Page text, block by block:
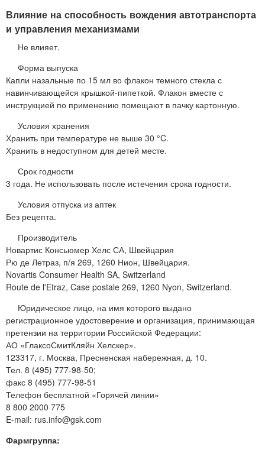
Влияние на способность вождения автотранспорта
и управления механизмами
Не влияет.
Форма выпуска
Капли назальные по 15 мл во флакон темного стекла с
навинчивающейся крышкой-пипеткой. Флакон вместе с
инструкцией по применению помещают в пачку картонную.
Условия хранения
Хранить при температуре не выше 30 °C.
Хранить в недоступном для детей месте.
Срок годности
3 года. Не использовать после истечения срока годности.
Условия отпуска из аптек
Без рецепта.
Производитель
Новартис Консьюмер Хелс СА, Швейцария
Рю де Летраз, п/я 269, 1260 Нион, Швейцария.
Novartis Consumer Health SA, Switzerland
Route de l'Etraz, Case postale 269, 1260 Nyon, Switzerland.
Юридическое лицо, на имя которого выдано
регистрационное удостоверение и организация, принимающая
претензии на территории Российской Федерации:
АО «ГлаксоСмитКляйн Хелскер».
123317, г. Москва, Пресненская набережная, д. 10.
Тел. 8 (495) 777-98-50;
факс 8 (495) 777-98-51
Телефон бесплатной «Горячей линии»
8 800 2000 775
E-mail: rus.info@gsk.com
Фармгруппа: